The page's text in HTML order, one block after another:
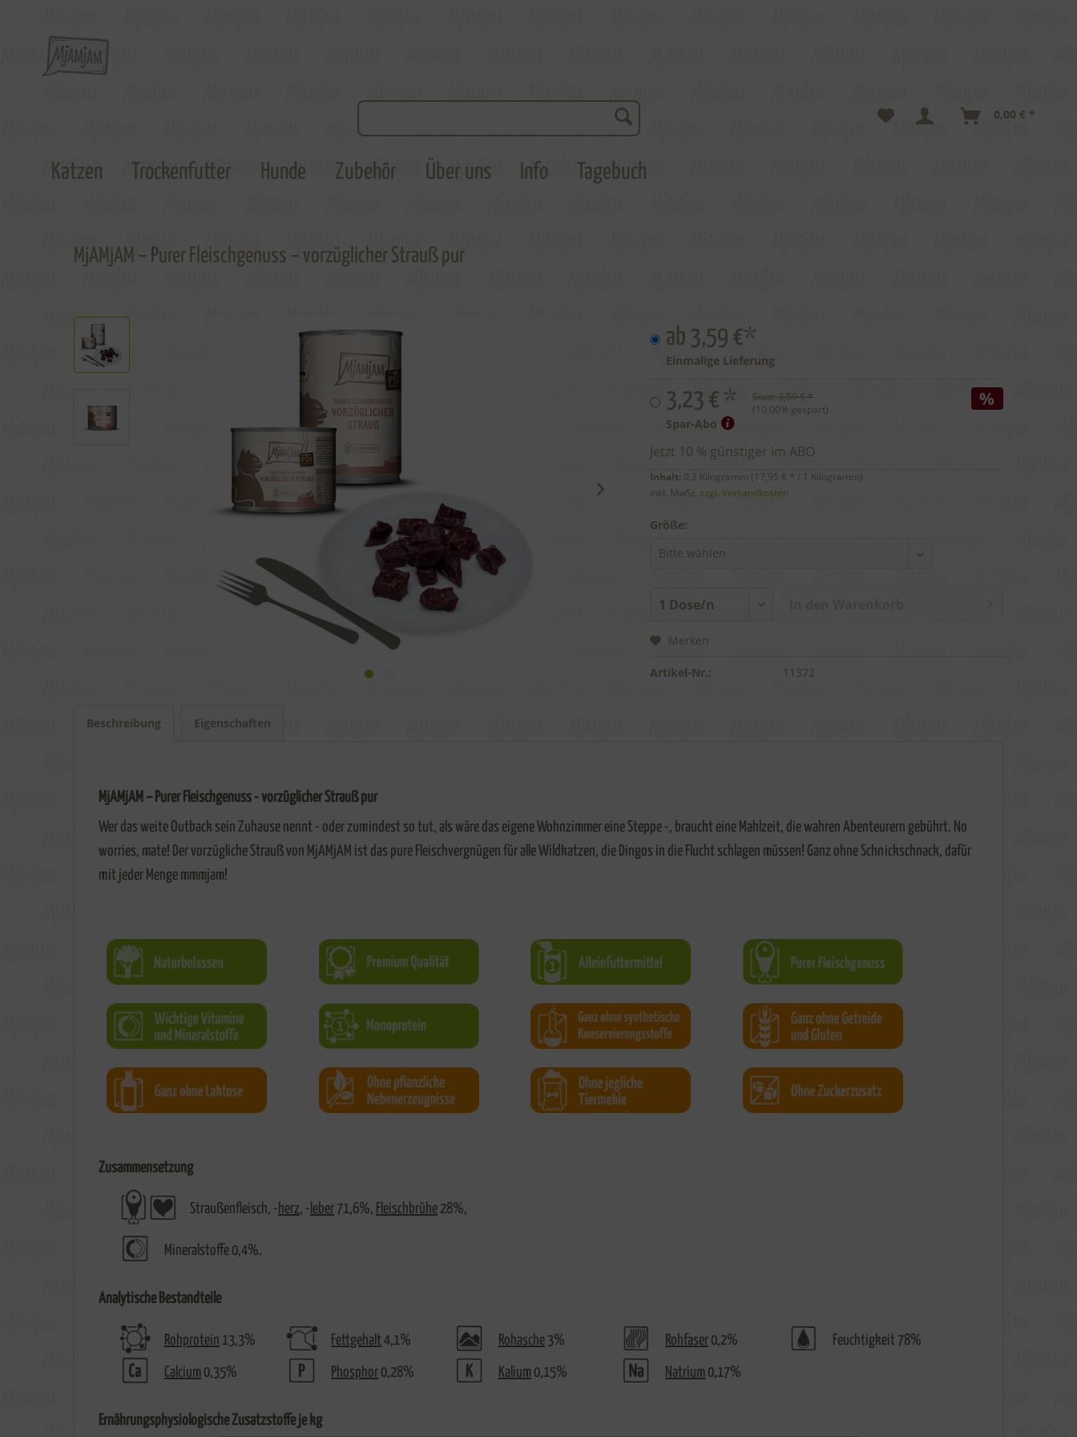
0,00 € *
Katzen Trockenfutter Hunde Zubehör Über uns Info Tagebuch
MjAMjAM – Purer Fleischgenuss – vorzüglicher Strauß pur
ab 3,59 €*
Einmalige Lieferung
3,23 € * Statt:3,59 € *
(10,00% gespart) %
Spar-Abo
Jetzt 10 % günstiger im ABO
Inhalt: 0.2 Kilogramm (17,95 € * / 1 Kilogramm)
inkl. MwSt.zzgl. Versandkosten
Größe:
Merken
Artikel-Nr.: 11372
Beschreibung Eigenschaften
MjAMjAM – Purer Fleischgenuss - vorzüglicher Strauß pur
Wer das weite Outback sein Zuhause nennt - oder zumindest so tut, als wäre das eigene Wohnzimmer eine Steppe -, braucht eine Mahlzeit, die wahren Abenteurern gebührt. No
worries, mate! Der vorzügliche Strauß von MjAMjAM ist das pure Fleischvergnügen für alle Wildkatzen, die Dingos in die Flucht schlagen müssen! Ganz ohne Schnickschnack, dafür
mit jeder Menge mmmjam!
Zusammensetzung
Straußenfleisch, - herz, - leber 71,6%, Fleischbrühe 28%,
Mineralstoffe 0,4%.
Analytische Bestandteile
Rohprotein 13,3% Fettgehalt 4,1% Rohasche3% Rohfaser 0,2% Feuchtigkeit 78%
Calcium 0,35% Phosphor 0,28% Kalium 0,15% Natrium 0,17%
Ernährungsphysiologische Zusatzstoffe je kg